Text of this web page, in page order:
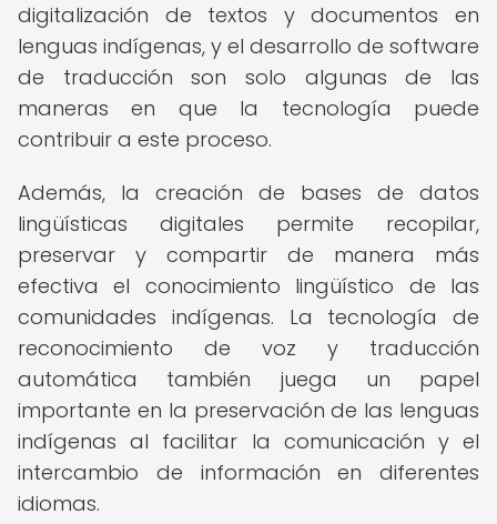
digitalización de textos y documentos en
lenguas indígenas, y el desarrollo de software
de traducción son solo algunas de las
maneras en que la tecnología puede
contribuir a este proceso.
Además, la creación de bases de datos
lingüísticas digitales permite recopilar,
preservar y compartir de manera más
efectiva el conocimiento lingüístico de las
comunidades indígenas. La tecnología de
reconocimiento de voz y traducción
automática también juega un papel
importante en la preservación de las lenguas
indígenas al facilitar la comunicación y el
intercambio de información en diferentes
idiomas.